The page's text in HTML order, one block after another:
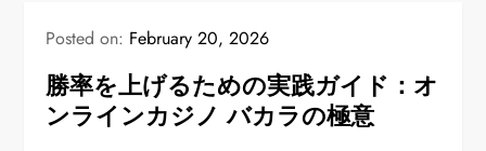
Posted on: February 20, 2026
勝率を上げるための実践ガイド：オ
ンラインカジノ バカラの極意